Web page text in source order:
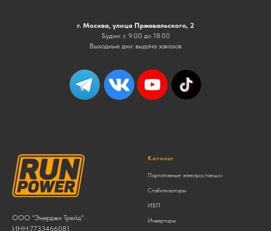
г. Москва, улица Пржевальского, 2
Будни: с 9:00 до 18:00
Выходные дни: выдача заказов
ООО "Энерджи Трейд"
ИНН:7733466081
Каталог
Портативные электростанции
Стабилизаторы
ИБП
Инверторы